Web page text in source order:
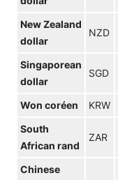
New Zealand
dollar
NZD
Singaporean
dollar
SGD
Won coréen KRW
South
African rand
ZAR
Chinese